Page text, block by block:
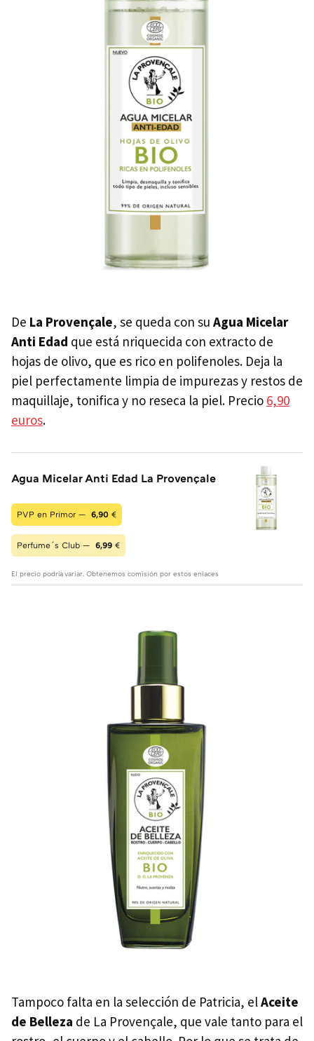
De La Provençale, se queda con su Agua Micelar
Anti Edad que está nriquecida con extracto de
hojas de olivo, que es rico en polifenoles. Deja la
piel perfectamente limpia de impurezas y restos de
maquillaje, tonifica y no reseca la piel. Precio 6,90
euros.
Agua Micelar Anti Edad La Provençale
PVP en Primor — 6,90 €
Perfume´s Club — 6,99 €
El precio podría variar. Obtenemos comisión por estos enlaces
Tampoco falta en la selección de Patricia, elAceite
de Belleza de La Provençale, que vale tanto para el